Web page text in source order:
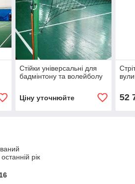
Стійки універсальні для
бадмінтону та волейболу
Ціну уточнюйте 52
рік